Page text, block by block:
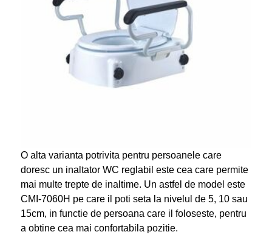
O alta varianta potrivita pentru persoanele care
doresc un inaltator WC reglabil este cea care permite
mai multe trepte de inaltime. Un astfel de model este
CMI-7060H pe care il poti seta la nivelul de 5, 10 sau
15cm, in functie de persoana care il foloseste, pentru
a obtine cea mai confortabila pozitie.